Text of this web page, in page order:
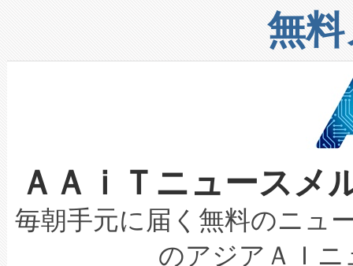
上げおよび商用化段階におけ
設備整備および立ち上げ調整
加組織は、Enzeneのバイオ
選定された製品について、自
取得できる可能性もあります
設には、3億～4億ドルかか
最高経営責任者（CEO）であ
す。「当社のfully-connected
増加しているデータセンター
る電力網に大きな負担をかけ
事業者の負担軽減という課題
系統連系を迅速にし、ピーク
限を超えて利用可能な電力容
持できるよう貢献します。こ
ービスレベル契約（SLA）違
テリー性能の劣化によるダウ
リューション「Avia 2」を発
したAvia 2は、1,000メート
狭視野のFOVを切り替えるこ
ケーブル、枝などの細かな対
なレーザースポットにより、
な環境下でも豊かなディテー
キロメートル範囲を検出
LiDAR for Inspections,
無
ＡＡｉＴニュース
毎朝手元に届く無料のニュ
のアジアＡＩ